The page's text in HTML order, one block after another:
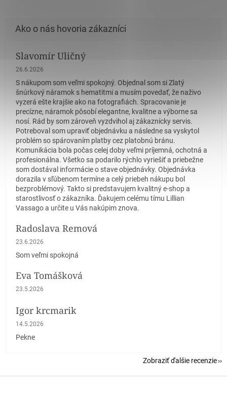
Slavomír Uličný
Hodnotenie obchodu je 5 z 5 hviezdičiek.
26.6.2026
S nákupom som veľmi spokojný. Objednal som si Zlatý
šnúrkový náramok s hematitmi a musím povedať, že naživo
vyzerá ešte krajšie ako na fotografiách. Spracovanie je
precízne, náramok pôsobí elegantne, kvalitne a výborne sa
nosí. Rád by som zároveň vyzdvihol aj zákaznícky servis.
Potreboval som upraviť objednávku a následne sa vyskytol
problém so spárovaním platby cez platobnú bránu.
Komunikácia bola počas celej doby veľmi príjemná, ochotná a
profesionálna. Všetko sa podarilo rýchlo vyriešiť a priebežne
som dostával informácie o stave objednávky. Objednávka
dorazila v sľúbenom termíne a celý priebeh nákupu bol
bezproblémový. Takto si predstavujem kvalitný e-shop a
starostlivosť o zákazníka. Ďakujem celému tímu Lillian
Vassago a určite u Vás nakúpim znova.
Radoslava Remová
Hodnotenie obchodu je 5 z 5 hviezdičiek.
23.6.2026
Som veľmi spokojná
Eva Tomášková
Hodnotenie obchodu je 5 z 5 hviezdičiek.
23.5.2026
Igor krcmarik
Hodnotenie obchodu je 5 z 5 hviezdičiek.
14.5.2026
Pekne
Zobraziť ďalšie recenzie
Z